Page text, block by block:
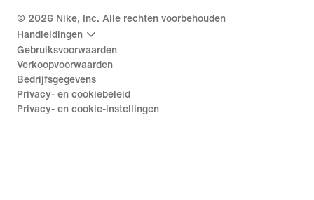
© 2026 Nike, Inc. Alle rechten voorbehouden
Handleidingen
Gebruiksvoorwaarden
Verkoopvoorwaarden
Bedrijfsgegevens
Privacy- en cookiebeleid
Privacy- en cookie-instellingen